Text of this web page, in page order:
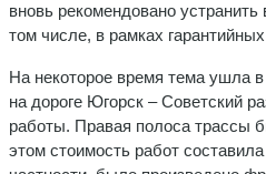
вновь рекомендовано
том числе, в рамках
На некоторое время тема ушла
на дороге Югорск – Советский
работы. Правая полоса трассы
этом стоимость работ